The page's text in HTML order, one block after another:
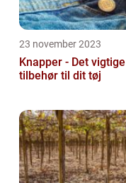
23 november 2023
Knapper - Det vigtige
tilbehør til dit tøj